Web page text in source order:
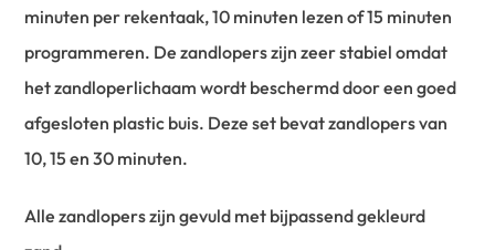
minuten per rekentaak, 10 minuten lezen of 15 minuten
programmeren. De zandlopers zijn zeer stabiel omdat
het zandloperlichaam wordt beschermd door een goed
afgesloten plastic buis. Deze set bevat zandlopers van
10, 15 en 30 minuten.
Alle zandlopers zijn gevuld met bijpassend gekleurd